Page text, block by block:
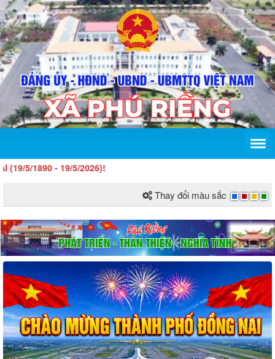
- 19/5/2026)!
Thay đổi màu sắc